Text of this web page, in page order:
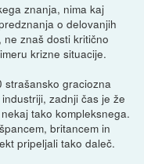
znanja, nima kaj
o delovanjih
znaš dosti kritično
krizne situacije.
strašansko graciozna
zadnji čas je že
tako kompleksnega.
britancem in
pripeljali tako daleč.